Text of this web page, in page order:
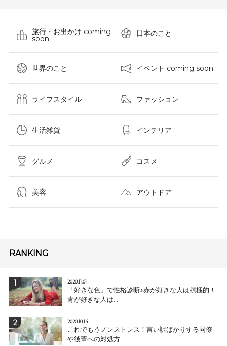
旅行・お出かけ coming
soon
日本のこと
世界のこと イベント coming soon
ライフスタイル ファッション
生活雑貨 インテリア
グルメ コスメ​
美容 アウトドア
RANKING
2020.11.01
「好きな色」で性格診断♪赤が好きな人は積極的！
青が好きな人は...
2020.10.14
これでもうノンストレス！言い訳ばかりする同僚
や後輩への対処方...